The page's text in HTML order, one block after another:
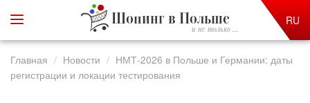
Шопинг в Польше
и не только ...
RU
Главная Новости
НМТ-2026 в Польше и Германии: даты
регистрации и локации тестирования